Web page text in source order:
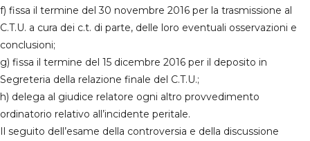
f) fissa il termine del 30 novembre 2016 per la trasmissione al
C.T.U. a cura dei c.t. di parte, delle loro eventuali osservazioni e
conclusioni;
g) fissa il termine del 15 dicembre 2016 per il deposito in
Segreteria della relazione finale del C.T.U.;
h) delega al giudice relatore ogni altro provvedimento
ordinatorio relativo all’incidente peritale.
Il seguito dell’esame della controversia e della discussione